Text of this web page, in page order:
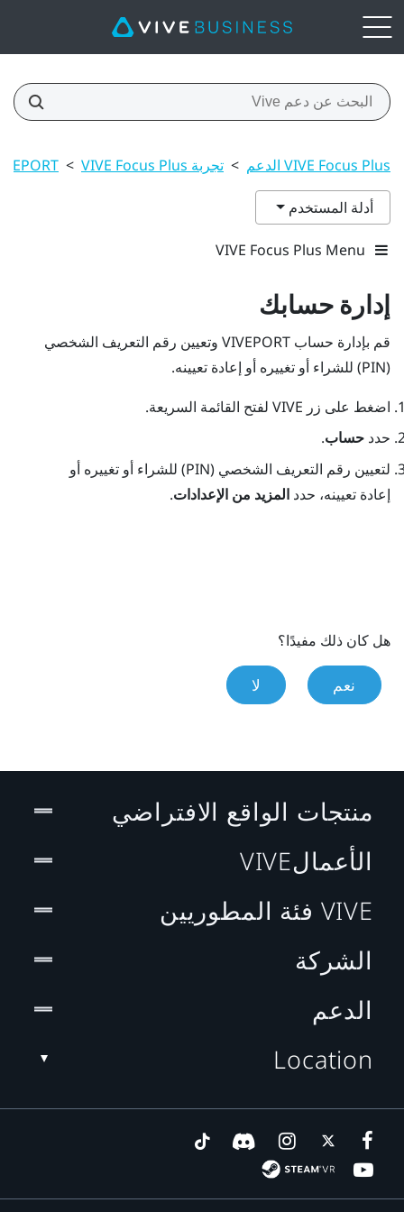
VIVE Focus Plus الدعم > تجربة VIVE Focus Plus >
أدلة المستخدم
VIVE Focus Plus Menu
إدارة حسابك
قم بإدارة حساب VIVEPORT وتعيين رقم التعريف الشخصي
(PIN) للشراء أو تغييره أو إعادة تعيينه.
اضغط على زر VIVE لفتح القائمة السريعة.
حدد حساب.
لتعيين رقم التعريف الشخصي (PIN) للشراء أو تغييره أو
إعادة تعيينه، حدد المزيد من الإعدادات.
هل كان ذلك مفيدًا؟
نعم لا
منتجات الواقع الافتراضي
الأعمالVIVE
VIVE فئة المطوريين
الشركة
الدعم
Location